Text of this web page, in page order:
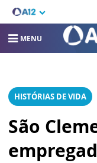
MENU
HISTÓRIAS DE VIDA
São